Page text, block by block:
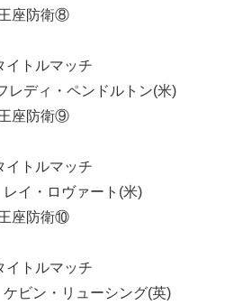
座防衛⑧
イトルマッチ
ディ・ペンドルトン(米)
座防衛⑨
イトルマッチ
イ・ロヴァート(米)
座防衛⑩
イトルマッチ
ビン・リューシング(英)